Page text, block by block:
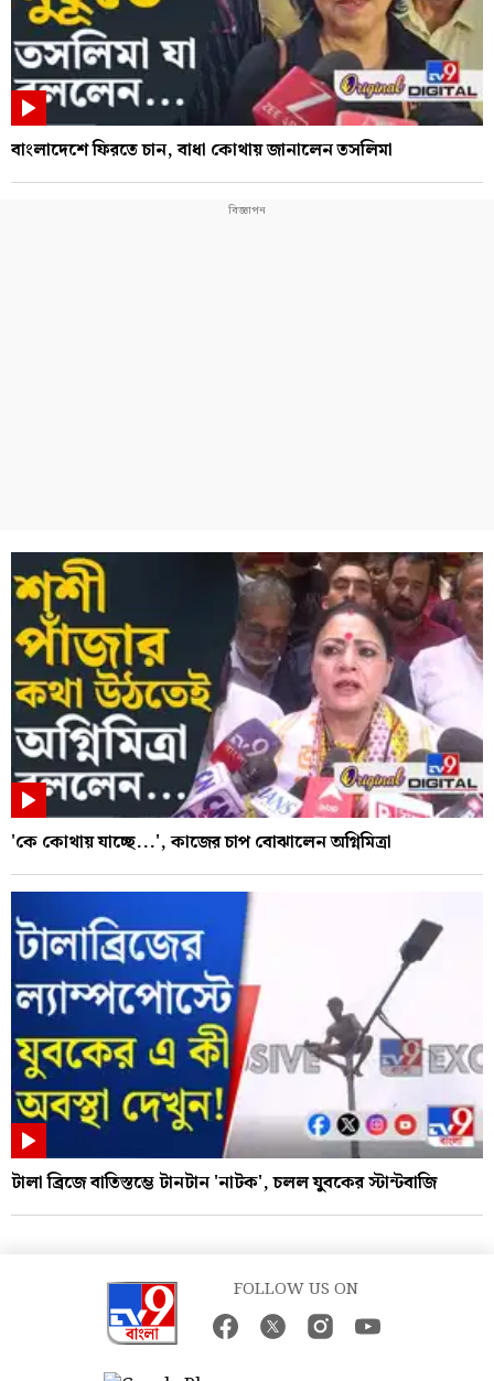
বাংলাদেশে ফিরতে চান, বাধা কোথায় জানালেন তসলিমা
'কে কোথায় যাচ্ছে...', কাজের চাপ বোঝালেন অগ্নিমিত্রা
টালা ব্রিজে বাতিস্তম্ভে টানটান 'নাটক', চলল যুবকের স্টান্টবাজি
FOLLOW US ON